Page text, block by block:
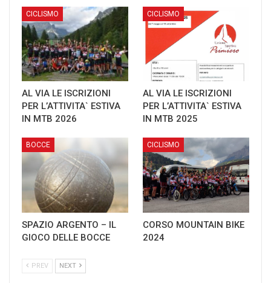
CICLISMO
AL VIA LE ISCRIZIONI
PER L’ATTIVITA` ESTIVA
IN MTB 2026
CICLISMO
AL VIA LE ISCRIZIONI
PER L’ATTIVITA` ESTIVA
IN MTB 2025
BOCCE
SPAZIO ARGENTO – IL
GIOCO DELLE BOCCE
CICLISMO
CORSO MOUNTAIN BIKE
2024
PREV NEXT